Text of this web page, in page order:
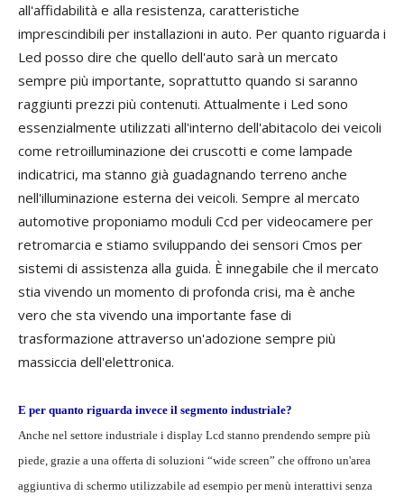
all'affidabilità e alla resistenza, caratteristiche
imprescindibili per installazioni in auto. Per quanto riguarda i
Led posso dire che quello dell'auto sarà un mercato
sempre più importante, soprattutto quando si saranno
raggiunti prezzi più contenuti. Attualmente i Led sono
essenzialmente utilizzati all'interno dell'abitacolo dei veicoli
come retroilluminazione dei cruscotti e come lampade
indicatrici, ma stanno già guadagnando terreno anche
nell'illuminazione esterna dei veicoli. Sempre al mercato
automotive proponiamo moduli Ccd per videocamere per
retromarcia e stiamo sviluppando dei sensori Cmos per
sistemi di assistenza alla guida. È innegabile che il mercato
stia vivendo un momento di profonda crisi, ma è anche
vero che sta vivendo una importante fase di
trasformazione attraverso un'adozione sempre più
massiccia dell'elettronica.
E per quanto riguarda invece il segmento industriale?
Anche nel settore industriale i display Lcd stanno prendendo sempre più
piede, grazie a una offerta di soluzioni “wide screen” che offrono un'area
aggiuntiva di schermo utilizzabile ad esempio per menù interattivi senza